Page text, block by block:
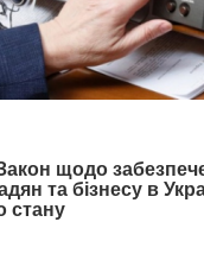
щодо
та бізнесу в
стану